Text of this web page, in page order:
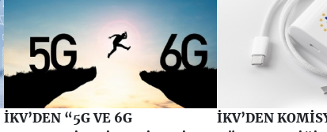
İKV’DEN “5G VE 6G
İKV’DEN